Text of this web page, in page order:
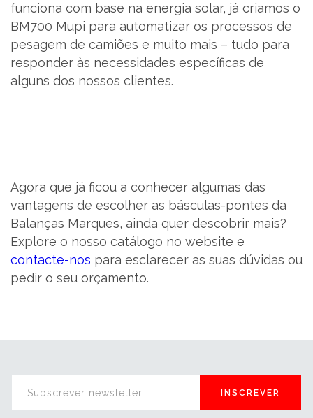
funciona com base na energia solar, já criamos o
BM700 Mupi para automatizar os processos de
pesagem de camiões e muito mais – tudo para
responder às necessidades específicas de
alguns dos nossos clientes.
Agora que já ficou a conhecer algumas das
vantagens de escolher as básculas-pontes da
Balanças Marques, ainda quer descobrir mais?
Explore o nosso catálogo no website e
contacte-nos para esclarecer as suas dúvidas ou
pedir o seu orçamento.
INSCREVER